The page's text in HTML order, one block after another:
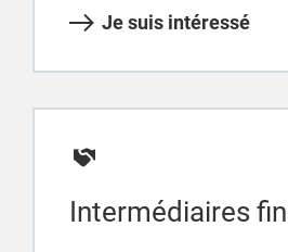
Je suis intéressé
Intermédiaires